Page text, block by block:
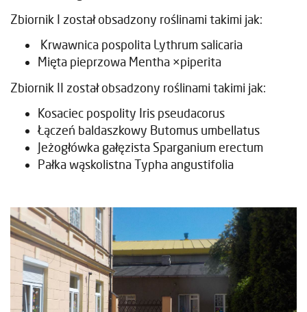
Zbiornik I został obsadzony roślinami takimi jak:
Krwawnica pospolita Lythrum salicaria
Mięta pieprzowa Mentha ×piperita
Zbiornik II został obsadzony roślinami takimi jak:
Kosaciec pospolity Iris pseudacorus
Łączeń baldaszkowy Butomus umbellatus
Jeżogłówka gałęzista Sparganium erectum
Pałka wąskolistna Typha angustifolia